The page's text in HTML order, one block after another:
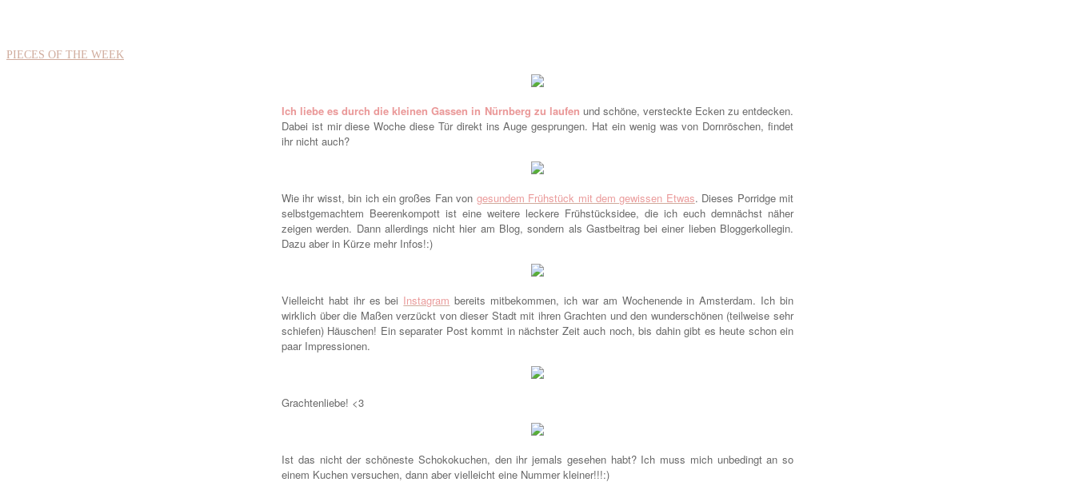
PIECES OF THE WEEK
Ich liebe es durch die kleinen Gassen in Nürnberg zu laufen und schöne, versteckte Ecken zu entdecken.
Dabei ist mir diese Woche diese Tür direkt ins Auge gesprungen. Hat ein wenig was von Dornröschen, findet
ihr nicht auch?
Wie ihr wisst, bin ich ein großes Fan von gesundem Frühstück mit dem gewissen Etwas. Dieses Porridge mit
selbstgemachtem Beerenkompott ist eine weitere leckere Frühstücksidee, die ich euch demnächst näher
zeigen werden. Dann allerdings nicht hier am Blog, sondern als Gastbeitrag bei einer lieben Bloggerkollegin.
Dazu aber in Kürze mehr Infos!:)
Vielleicht habt ihr es bei Instagram bereits mitbekommen, ich war am Wochenende in Amsterdam. Ich bin
wirklich über die Maßen verzückt von dieser Stadt mit ihren Grachten und den wunderschönen (teilweise sehr
schiefen) Häuschen! Ein separater Post kommt in nächster Zeit auch noch, bis dahin gibt es heute schon ein
paar Impressionen.
Grachtenliebe! <3
Ist das nicht der schöneste Schokokuchen, den ihr jemals gesehen habt? Ich muss mich unbedingt an so
einem Kuchen versuchen, dann aber vielleicht eine Nummer kleiner!!!:)